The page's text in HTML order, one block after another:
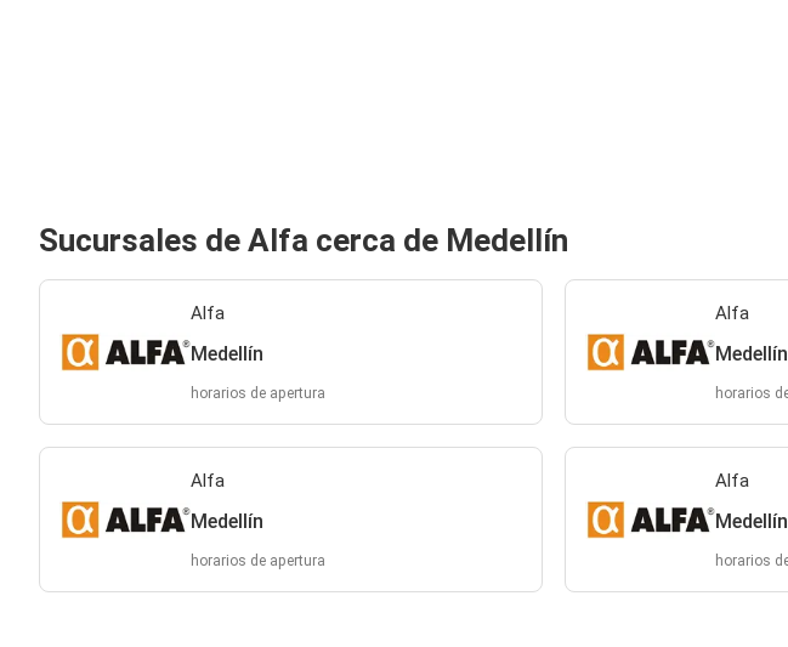
Sucursales de Alfa cerca de Medellín
Alfa
Medellín
horarios de apertura
Alfa
Medellín
horarios
Alfa
Medellín
horarios de apertura
Alfa
Medellín
horarios